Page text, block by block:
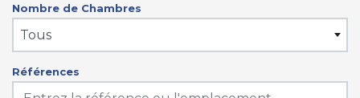
Nombre de Chambres
Tous
Références